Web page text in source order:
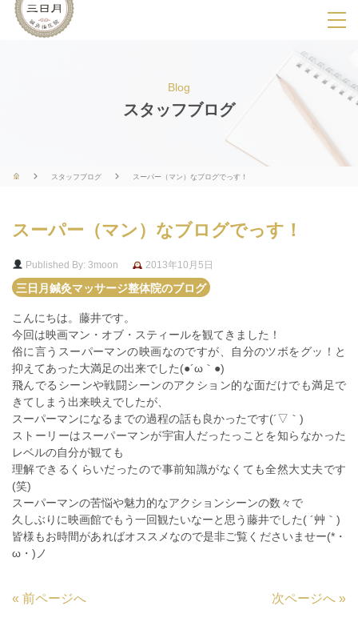
SPメニ
ー
展
用
ボ
Blog
スタッフブログ
スタッフブログ スーパー（マン）なブログでっす！
スーパー（マン）なブログでっす！
Published By: 3moon
2013年10月5日
三日月鍼灸マッサージ整体院のブログ
こんにちは。藤井です。
今回は映画マン・オブ・スティールを観てきました！
俗に言うスーパーマンの映画なのですが、自分のツボをグッ！と
抑えてあった大満足の出来でした(●´ω｀●)
飛んでるシーンや戦闘シーンのアクション的な面だけでも満足で
きてしまう出来映えでしたが、
スーパーマンになるまでの過程の話も良かったです(´▽｀)
ストーリーはスーパーマンが宇宙人だったっことを知らなかった
レベルの自分が観ても
理解できるくらいだったので事前知識がなくても全然大丈夫です
(笑)
スーパーマンの苦悩や魅力的なアクションシーンの数々で
久しぶりに映画館でもう一回観たいなーと思う藤井でした( ´艸｀)
皆様もお時間があればオススメなので是非ご覧くださいませー(*・
ω・)ノ
« 前ページへ 次ページへ »